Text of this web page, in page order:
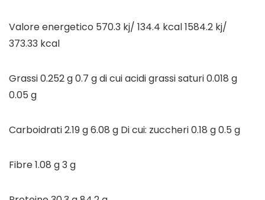
Valore energetico 570.3 kj/ 134.4 kcal 1584.2 kj/
373.33 kcal
Grassi 0.252 g 0.7 g di cui acidi grassi saturi 0.018 g
0.05 g
Carboidrati 2.19 g 6.08 g Di cui: zuccheri 0.18 g 0.5 g
Fibre 1.08 g 3 g